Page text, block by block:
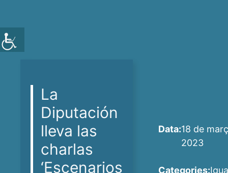
La
Diputación
lleva las
charlas
‘Escenarios
Data:18 de
2023
Categories: